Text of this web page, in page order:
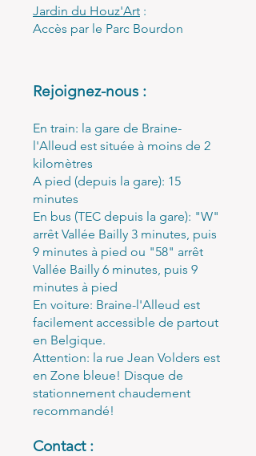
Jardin du Houz'Art :
Accès par le Parc Bourdon
Rejoignez-nous :
En train: la gare de Braine-
l'Alleud est située à moins de 2
kilomètres
A pied (depuis la gare): 15
minutes
En bus (TEC depuis la gare): "W"
arrêt Vallée Bailly 3 minutes, puis
9 minutes à pied ou "58" arrêt
Vallée Bailly 6 minutes, puis 9
minutes à pied
En voiture: Braine-l'Alleud est
facilement accessible de partout
en Belgique.
Attention: la rue Jean Volders est
en Zone bleue! Disque de
stationnement chaudement
recommandé!
Contact :